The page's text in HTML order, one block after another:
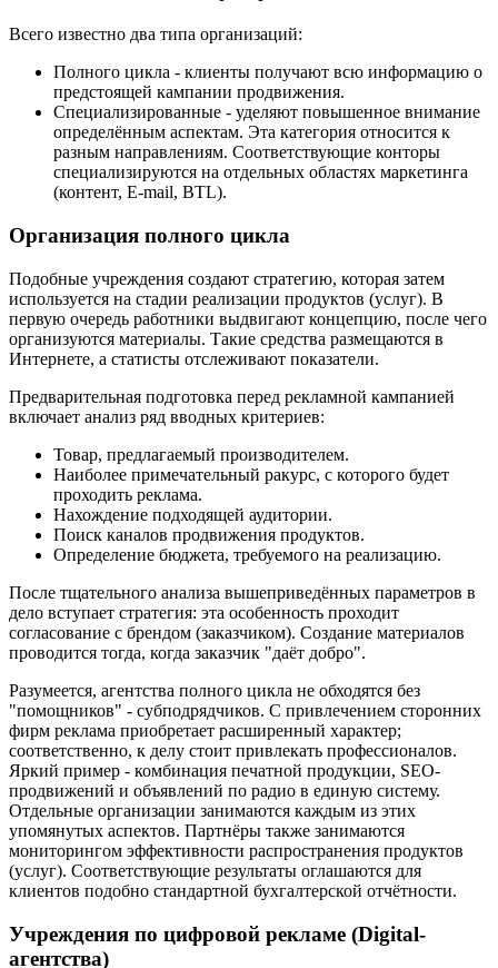
Всего известно два типа организаций:
Полного цикла - клиенты получают всю информацию о
предстоящей кампании продвижения.
Специализированные - уделяют повышенное внимание
определённым аспектам. Эта категория относится к
разным направлениям. Соответствующие конторы
специализируются на отдельных областях маркетинга
(контент, E-mail, BTL).
Организация полного цикла
Подобные учреждения создают стратегию, которая затем
используется на стадии реализации продуктов (услуг). В
первую очередь работники выдвигают концепцию, после чего
организуются материалы. Такие средства размещаются в
Интернете, а статисты отслеживают показатели.
Предварительная подготовка перед рекламной кампанией
включает анализ ряд вводных критериев:
Товар, предлагаемый производителем.
Наиболее примечательный ракурс, с которого будет
проходить реклама.
Нахождение подходящей аудитории.
Поиск каналов продвижения продуктов.
Определение бюджета, требуемого на реализацию.
После тщательного анализа вышеприведённых параметров в
дело вступает стратегия: эта особенность проходит
согласование с брендом (заказчиком). Создание материалов
проводится тогда, когда заказчик "даёт добро".
Разумеется, агентства полного цикла не обходятся без
"помощников" - субподрядчиков. С привлечением сторонних
фирм реклама приобретает расширенный характер;
соответственно, к делу стоит привлекать профессионалов.
Яркий пример - комбинация печатной продукции, SEO-
продвижений и объявлений по радио в единую систему.
Отдельные организации занимаются каждым из этих
упомянутых аспектов. Партнёры также занимаются
мониторингом эффективности распространения продуктов
(услуг). Соответствующие результаты оглашаются для
клиентов подобно стандартной бухгалтерской отчётности.
Учреждения по цифровой рекламе (Digital-
агентства)